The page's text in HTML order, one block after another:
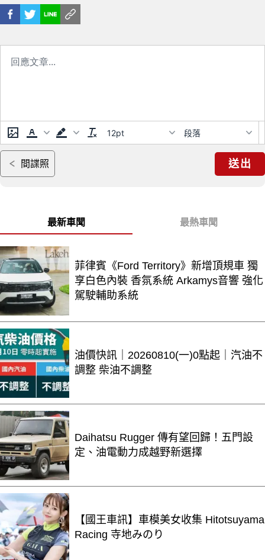
12pt 段落
間諜照 送出
最新車聞 最熱車聞
菲律賓《Ford Territory》新增頂規車 獨
享白色內裝 香氛系統 Arkamys音響 強化
駕駛輔助系統
油價快訊｜20260810(一)0點起｜汽油不
調整 柴油不調整
Daihatsu Rugger 傳有望回歸！五門設
定、油電動力成越野新選擇
【國王車訊】車模美女收集 Hitotsuyama
Racing 寺地みのり